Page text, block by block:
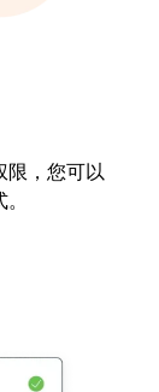
限，您可以